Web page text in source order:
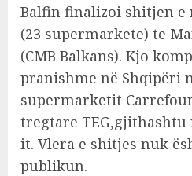
Balfin finalizoi shitjen e
(23 supermarkete) te
(CMB Balkans). Kjo
pranishme në Shqipëri
supermarketit
tregtare TEG,gjithashtu
it. Vlera e shitjes nuk
publikun.